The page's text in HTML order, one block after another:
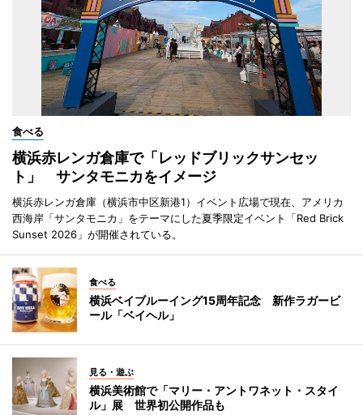
食べる
横浜赤レンガ倉庫で「レッドブリックサンセッ
ト」 サンタモニカをイメージ
横浜赤レンガ倉庫（横浜市中区新港1）イベント広場で現在、アメリカ
西海岸「サンタモニカ」をテーマにした夏季限定イベント「Red Brick
Sunset 2026」が開催されている。
食べる
横浜ベイブルーイング15周年記念 新作ラガービ
ール「ベイヘル」
見る・遊ぶ
横浜美術館で「マリー・アントワネット・スタイ
ル」展 世界初公開作品も